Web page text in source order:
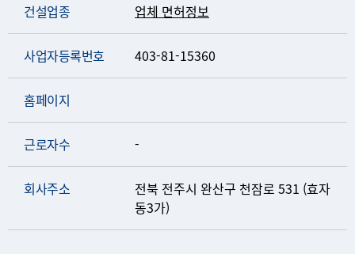
건설업종 업체 면허정보
사업자등록번호 403-81-15360
홈페이지
근로자수 -
회사주소
전북 전주시 완산구 천잠로 531 (효자
동3가)